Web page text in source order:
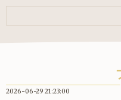
2026-06-29 21:23:00